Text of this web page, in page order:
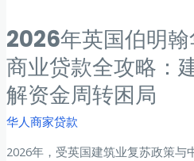
2026年英国伯明
商业贷款全攻略：
解资金周转困局
华人商家贷款
2026年，受英国建筑业复苏政策与